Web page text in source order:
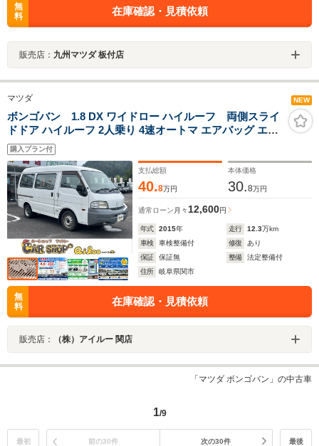
無
料
在庫確認・見積依頼
販売店： 九州マツダ 板付店
マツダ NEW
ボンゴバン 1.8 DX ワイドロー ハイルーフ 両側スライ
ドドア ハイルーフ 2人乗り 4速オートマ エアバッグ エア
コン パワステ パワーウィンドウ
購入プラン付
支払総額
40.8万円
本体価格
30.8万円
通常ローン 月々 12,600円
年式 2015年 走行 12.3万km
車検
車検整備付 修復
あり
保証
保証無 整備
法定整備付
住所
岐阜県関市
無
料
在庫確認・見積依頼
販売店： （株）アイルー 関店
「マツダ ボンゴバン」の中古車
1/9
最初 前の30件 次の30件 最後